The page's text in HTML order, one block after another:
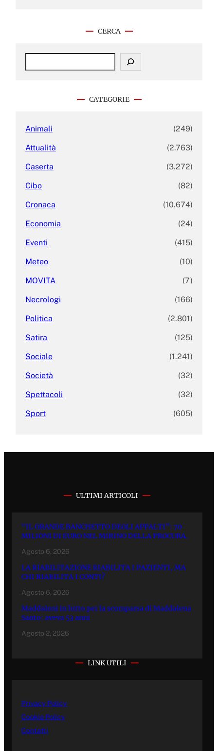
CERCA
S
CATEGORIE
Animali (249)
Attualità (2.763)
Caserta (3.272)
Cibo (82)
Cronaca (10.674)
Economia (24)
Eventi (415)
Meteo (10)
MOVITA (7)
Necrologi (166)
Politica (2.801)
Satira (125)
Sociale (1.241)
Società (32)
Spettacoli (32)
Sport (605)
ULTIMI ARTICOLI
“IL GRANDE BANCHETTO DEGLI APPALTI”: 70
MILIONI DI EURO NEL MIRINO DELLA PROCURA.
Agosto 6, 2026
LA RIABILITAZIONE RIABILITA I PAZIENTI, MA
CHI RIABILITA I CONTI?
Agosto 6, 2026
Maddaloni in lutto per la scomparsa di Maddalena
Santo: aveva 53 anni
Agosto 2, 2026
LINK UTILI
Privacy Policy
Cookie Policy
Contatti